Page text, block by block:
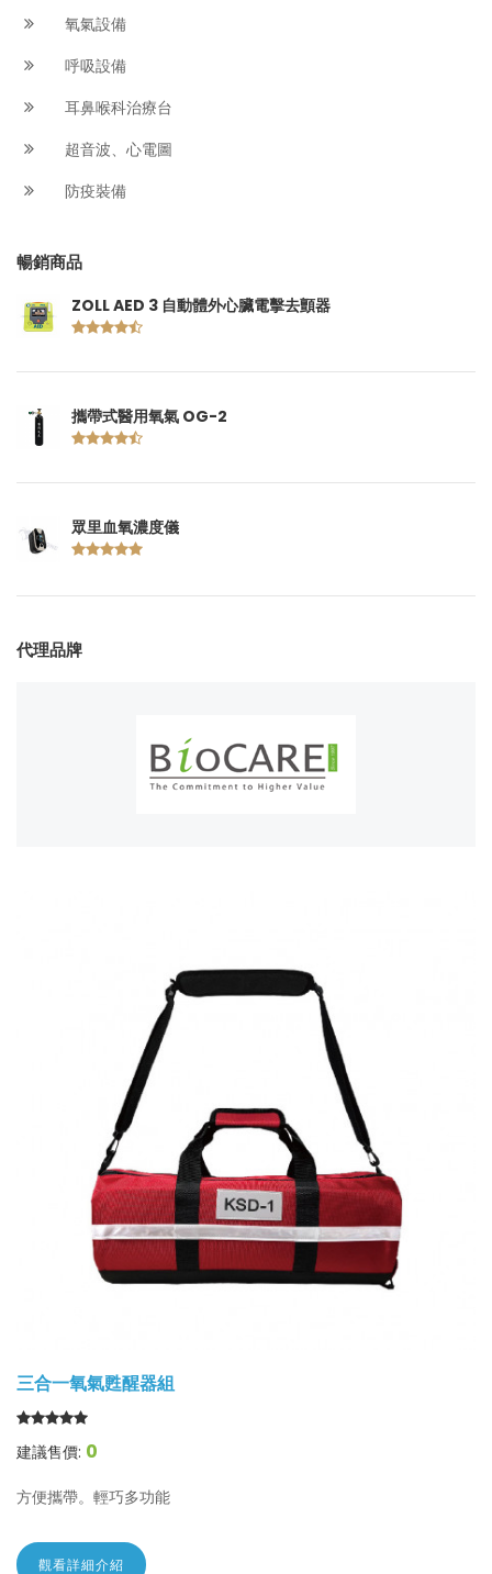
氧氣設備
呼吸設備
耳鼻喉科治療台
超音波、心電圖
防疫裝備
暢銷商品
ZOLL AED 3 自動體外心臟電擊去顫器
攜帶式醫用氧氣 OG-2
眾里血氧濃度儀
代理品牌
三合一氧氣甦醒器組
建議售價: 0
方便攜帶。輕巧多功能
觀看詳細介紹